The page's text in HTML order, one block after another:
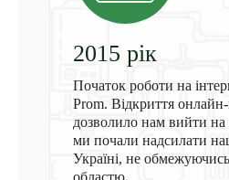
2015 рiк
Початок роботи на
Prom. Відкриття
дозволило нам вийти на
ми почали надсилати
Україні, не
областю.